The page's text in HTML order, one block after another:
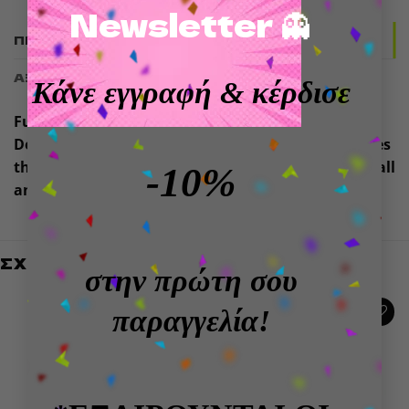
Newsletter 👻
Κάνε εγγραφή & κέρδισε
-10%
στην πρώτη σου
παραγγελία!
ΠΕΡΙΓΡΑΦΉ
ΑΞΙΟΛΟΓΉΣΕΙΣ (0)
Funko POP! Marvel: Deadpool & Wolverine-
Deadpool- From Funko’s popular ‘POP!’ series comes
this vinyl figure. Each figure stands approx. 9 cm tall
and comes in a window box packaging.
ΣΧΕΤΙΚΆ ΠΡΟΪΌΝΤΑ
Add to
wishlist
Add to